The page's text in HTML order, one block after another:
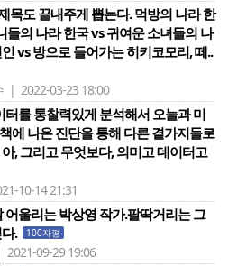
목도 끝내주게 뽑는다. 먹방의 나라 한
들의 나라 한국 vs 귀여운 소녀들의 나
vs 방으로 들어가는 히키코모리, 떼..
| 2022-03-23 18:00
터를 통찰력있게 분석해서 오늘과 미
에 나온 진단을 통해 다른 곁가지들로
, 그리고 무엇보다, 의미고 데이터고
10-14 21:31
어울리는 박상영 작가.팔딱거리는 그
.
100자평
09-29 19:06